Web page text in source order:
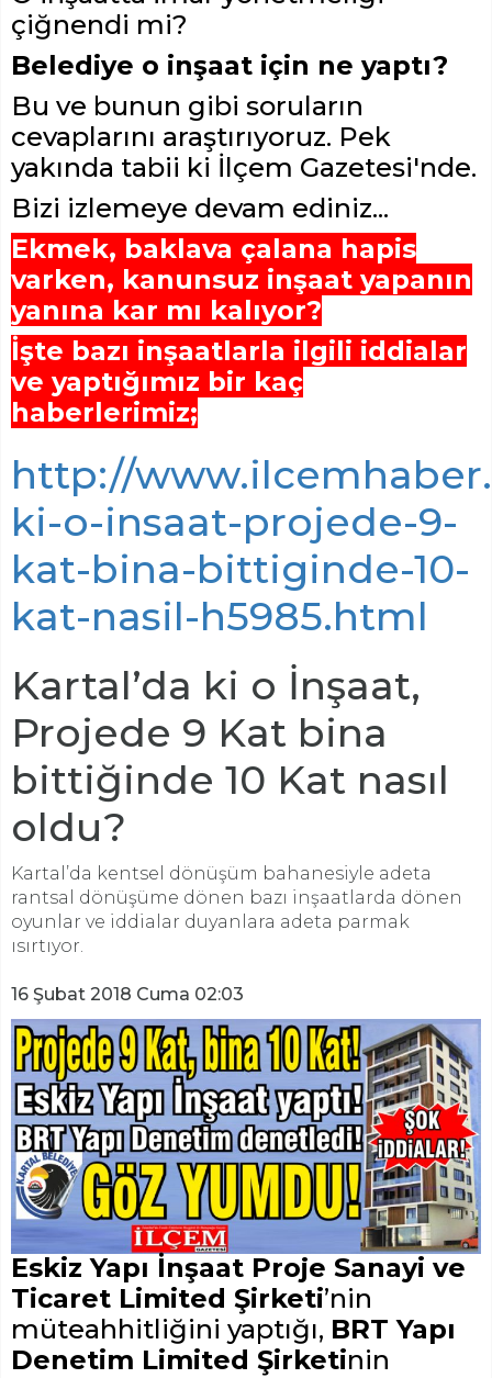
çiğnendi mi?
Belediye o inşaat için ne yaptı?
Bu ve bunun gibi soruların
cevaplarını araştırıyoruz. Pek
yakında tabii ki İlçem Gazetesi'nde.
Bizi izlemeye devam ediniz...
Ekmek, baklava çalana hapis
varken, kanunsuz inşaat yapanın
yanına kar mı kalıyor?
İşte bazı inşaatlarla ilgili iddialar
ve yaptığımız bir kaç
haberlerimiz;
http://
ki-o-insaat-projede-9-
kat-bina-bittiginde-10-
kat-nasil-h5985.html
Kartal’da ki o İnşaat,
Projede 9 Kat bina
bittiğinde 10 Kat nasıl
oldu?
Kartal’da kentsel dönüşüm bahanesiyle adeta
rantsal dönüşüme dönen bazı inşaatlarda dönen
oyunlar ve iddialar duyanlara adeta parmak
ısırtıyor.
16 Şubat 2018 Cuma 02:03
Eskiz Yapı İnşaat Proje Sanayi ve
Ticaret Limited Şirketi’nin
müteahhitliğini yaptığı, BRT Yapı
Denetim Limited Şirketinin